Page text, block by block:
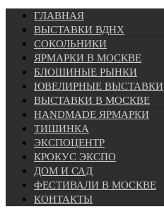
ГЛАВНАЯ
ВЫСТАВКИ ВДНХ
СОКОЛЬНИКИ
ЯРМАРКИ В МОСКВЕ
БЛОШИНЫЕ РЫНКИ
ЮВЕЛИРНЫЕ ВЫСТАВКИ
ВЫСТАВКИ В МОСКВЕ
HANDMADE ЯРМАРКИ
ТИШИНКА
ЭКСПОЦЕНТР
КРОКУС ЭКСПО
ДОМ И САД
ФЕСТИВАЛИ В МОСКВЕ
КОНТАКТЫ